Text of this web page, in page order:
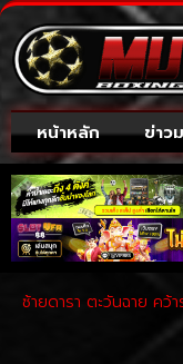
หน้าหลัก ข่าว
ซ้ายดารา ตะวันฉาย คว้